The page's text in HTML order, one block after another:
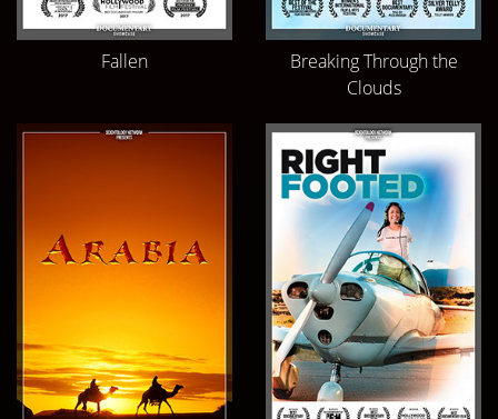
Fallen
Breaking Through the
Clouds